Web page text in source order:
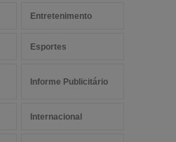
Entretenimento
Esportes
Informe Publicitário
Internacional